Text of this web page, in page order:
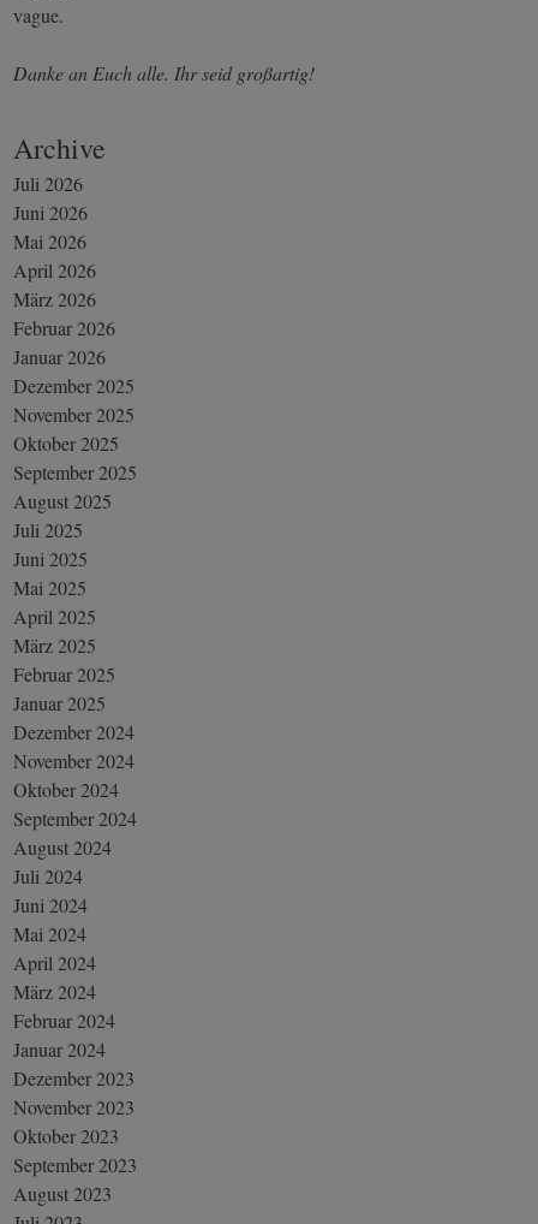
vague.
Danke an Euch alle. Ihr seid großartig!
Archive
Juli 2026
Juni 2026
Mai 2026
April 2026
März 2026
Februar 2026
Januar 2026
Dezember 2025
November 2025
Oktober 2025
September 2025
August 2025
Juli 2025
Juni 2025
Mai 2025
April 2025
März 2025
Februar 2025
Januar 2025
Dezember 2024
November 2024
Oktober 2024
September 2024
August 2024
Juli 2024
Juni 2024
Mai 2024
April 2024
März 2024
Februar 2024
Januar 2024
Dezember 2023
November 2023
Oktober 2023
September 2023
August 2023